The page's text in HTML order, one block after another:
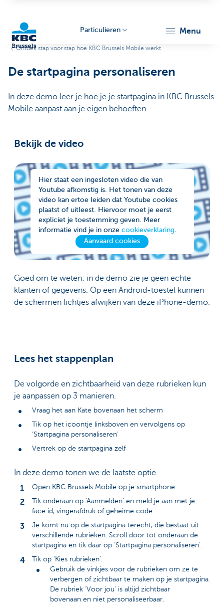
Brussels
Particulieren menu
Ontdek stap voor stap hoe KBC Brussels Mobile werkt
De startpagina personaliseren
In deze demo leer je hoe je je startpagina in KBC Brussels
Mobile aanpast aan je eigen behoeften.
Bekijk de video
Hier staat een ingesloten video die van
Youtube afkomstig is. Het tonen van deze
video kan ertoe leiden dat Youtube cookies
plaatst of uitleest. Hiervoor moet je eerst
expliciet je toestemming geven. Meer
informatie vind je in onze cookieverklaring.
Aanvaard cookies
Goed om te weten: in de demo zie je geen echte
klanten of gegevens. Op een Android-toestel kunnen
de schermen lichtjes afwijken van deze iPhone-demo.
Lees het stappenplan
De volgorde en zichtbaarheid van deze rubrieken kun
je aanpassen op 3 manieren.
Vraag het aan Kate bovenaan het scherm
Tik op het icoontje linksboven en vervolgens op
‘Startpagina personaliseren’
Vertrek op de startpagina zelf
In deze demo tonen we de laatste optie.
Open KBC Brussels Mobile op je smartphone.
Tik onderaan op ‘Aanmelden’ en meld je aan met je
face id, vingerafdruk of geheime code.
Je komt nu op de startpagina terecht, die bestaat uit
verschillende rubrieken. Scroll door tot onderaan de
startpagina en tik daar op ‘Startpagina personaliseren’.
Tik op ‘Kies rubrieken’.
Gebruik de vinkjes voor de rubrieken om ze te
verbergen of zichtbaar te maken op je startpagina.
De rubriek ‘Voor jou’ is altijd zichtbaar
bovenaan en niet personaliseerbaar.